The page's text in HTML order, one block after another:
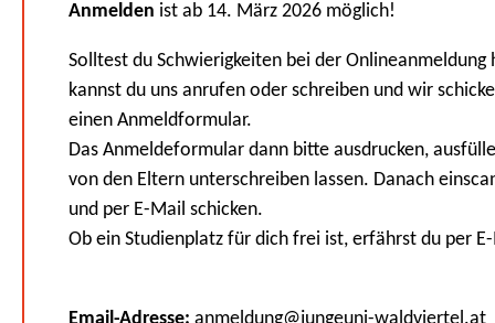
Anmelden ist ab 14. März 2026 möglich!
Solltest du Schwierigkeiten bei der Onlineanmeldung
kannst du uns anrufen oder schreiben und wir
einen Anmeldformular.
Das Anmeldeformular dann bitte ausdrucken,
von den Eltern unterschreiben lassen. Danach
und per E-Mail schicken.
Ob ein Studienplatz für dich frei ist, erfährst du per